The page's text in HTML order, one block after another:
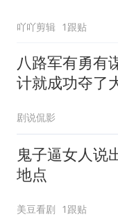
吖吖剪辑 1跟贴
八路军有勇有
计就成功夺了
剧说侃影
鬼子逼女人说
地点
美豆看剧 1跟贴